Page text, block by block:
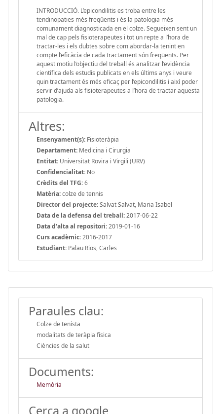
INTRODUCCIÓ. L’epicondilitis es troba entre les
tendinopaties més freqüents i és la patologia més
comunament diagnosticada en el colze. Segueixen sent un
mal de cap pels fisioterapeutes i tot un repte a l’hora de
tractar-les i els dubtes sobre com abordar-la tenint en
compte l’eficàcia de cada tractament són freqüents. Per
aquest motiu l’objectiu del treball és analitzar l’evidència
científica dels estudis publicats en els últims anys i veure
quin tractament és més eficaç per l’epicondilitis i així poder
servir d’ajuda als fisioterapeutes a l’hora de tractar aquesta
patologia.
Altres:
Ensenyament(s): Fisioteràpia
Departament: Medicina i Cirurgia
Entitat: Universitat Rovira i Virgili (URV)
Confidencialitat: No
Crèdits del TFG:6
Matèria:colze de tennis
Director del projecte:Salvat Salvat, Maria Isabel
Data de la defensa del treball:2017-06-22
Data d'alta al repositori:2019-01-16
Curs acadèmic:2016-2017
Estudiant: Palau Rios, Carles
Paraules clau:
Colze de tenista
modalitats de teràpia física
Ciències de la salut
Documents:
Memòria
Cerca a google